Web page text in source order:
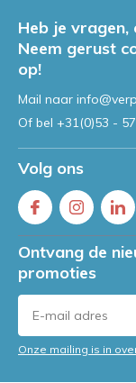
Heb je vragen,
Neem gerust
op!
Mail naar
Of bel +31(0)53 -
Volg ons
Ontvang de
promoties
Onze mailing is in